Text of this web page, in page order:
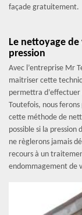
façade gratuitement.
Le nettoyage
pression
Avec l’entreprise Mr
maitriser cette
permettra
Toutefois, nous
cette méthode de
possible si la pression
ne règlerons jamais
recours à un
endommagement de